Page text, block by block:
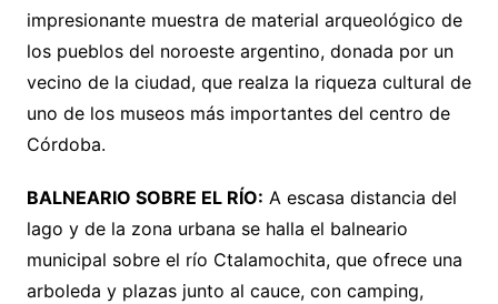
impresionante muestra de material arqueológico de
los pueblos del noroeste argentino, donada por un
vecino de la ciudad, que realza la riqueza cultural de
uno de los museos más importantes del centro de
Córdoba.
BALNEARIO SOBRE EL RÍO: A escasa distancia del
lago y de la zona urbana se halla el balneario
municipal sobre el río Ctalamochita, que ofrece una
arboleda y plazas junto al cauce, con camping,